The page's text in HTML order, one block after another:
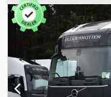
2005 - Não homologado
km - 420 cv - 3 eixos -
- Luz traseira direita
começou a descascar -
condicionado - Rádio -
automático do limpador
imediatamente
lugares, equipado com